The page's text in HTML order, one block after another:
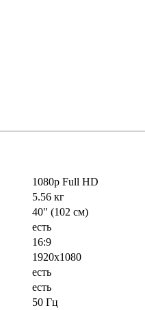
1080p Full HD
5.56 кг
40" (102 см)
есть
16:9
1920x1080
есть
есть
50 Гц